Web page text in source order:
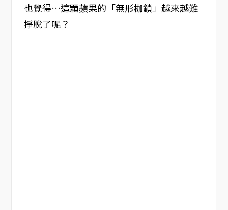
也覺得…這顆蘋果的「無形枷鎖」越來越難
掙脫了呢？